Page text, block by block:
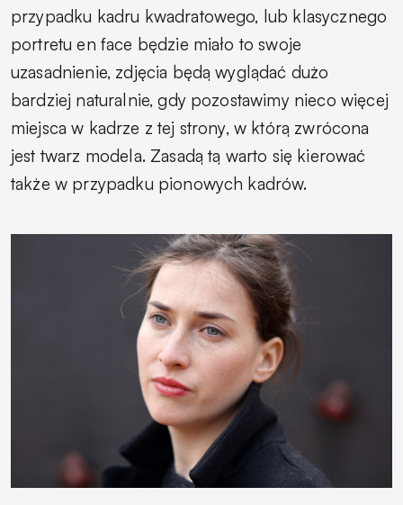
przypadku kadru kwadratowego, lub klasycznego
portretu en face będzie miało to swoje
uzasadnienie, zdjęcia będą wyglądać dużo
bardziej naturalnie, gdy pozostawimy nieco więcej
miejsca w kadrze z tej strony, w którą zwrócona
jest twarz modela. Zasadą tą warto się kierować
także w przypadku pionowych kadrów.